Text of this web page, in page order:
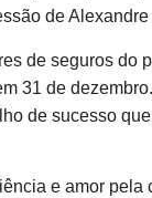
de
de seguros do
31 de
de sucesso
e amor